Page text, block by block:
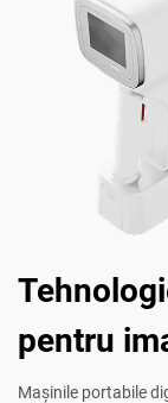
pentru
Mașinile portabile